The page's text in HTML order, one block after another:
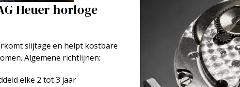
Heuer horloge
slijtage en helpt kostbare
Algemene richtlijnen:
elke 2 tot 3 jaar